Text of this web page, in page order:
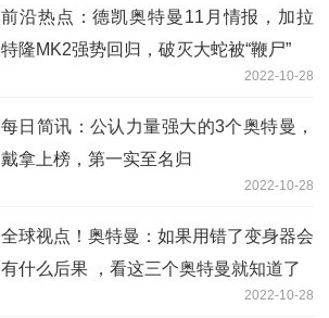
前沿热点：德凯奥特曼11月情报，加拉
特隆MK2强势回归，破灭大蛇被“鞭尸”
2022-10-28
每日简讯：公认力量强大的3个奥特曼，
戴拿上榜，第一实至名归
2022-10-28
全球视点！奥特曼：如果用错了变身器会
有什么后果 ，看这三个奥特曼就知道了
2022-10-28